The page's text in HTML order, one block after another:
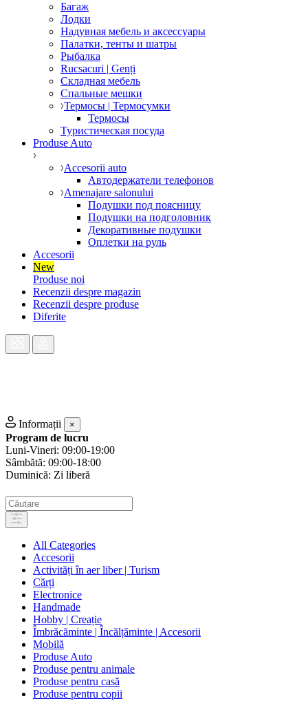
Багаж
Лодки
Надувная мебель и аксессуары
Палатки, тенты и шатры
Рыбалка
Rucsacuri | Genți
Складная мебель
Спальные мешки
Термосы | Термосумки
Термосы
Туристическая посуда
Produse Auto
Accesorii auto
Автодержатели телефонов
Amenajare salonului
Подушки под поясницу
Подушки на подголовник
Декоративные подушки
Оплетки на руль
Accesorii
New
Produse noi
Recenzii despre magazin
Recenzii despre produse
Diferite
Informații ×
Program de lucru
Luni-Vineri: 09:00-19:00
Sâmbătă: 09:00-18:00
Duminică: Zi liberă
All Categories
Accesorii
Activități în aer liber | Turism
Cărți
Electronice
Handmade
Hobby | Creație
Îmbrăcăminte | Încălțăminte | Accesorii
Mobilă
Produse Auto
Produse pentru animale
Produse pentru casă
Produse pentru copii